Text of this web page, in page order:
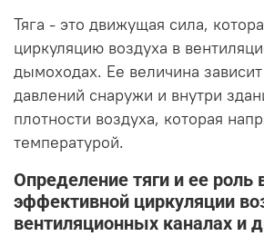
Тяга - это движущая сила,
циркуляцию воздуха в
дымоходах. Ее величина
давлений снаружи и внутри
плотности воздуха, которая
температурой.
Определение тяги и ее роль
эффективной циркуляции
вентиляционных каналах и